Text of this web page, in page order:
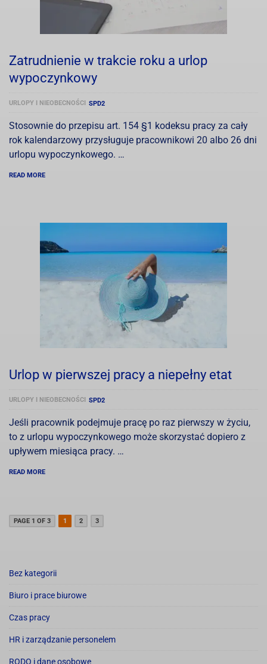
Zatrudnienie w trakcie roku a urlop
wypoczynkowy
URLOPY I NIEOBECNOŚCI SPD2
Stosownie do przepisu art. 154 §1 kodeksu pracy za cały
rok kalendarzowy przysługuje pracownikowi 20 albo 26 dni
urlopu wypoczynkowego. …
READ MORE
Urlop w pierwszej pracy a niepełny etat
URLOPY I NIEOBECNOŚCI SPD2
Jeśli pracownik podejmuje pracę po raz pierwszy w życiu,
to z urlopu wypoczynkowego może skorzystać dopiero z
upływem miesiąca pracy. …
READ MORE
PAGE 1 OF 3 1 2 3
Bez kategorii
Biuro i prace biurowe
Czas pracy
HR i zarządzanie personelem
RODO i dane osobowe